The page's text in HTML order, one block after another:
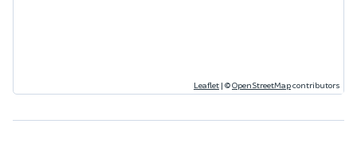
Leaflet | ©OpenStreetMapcontributors